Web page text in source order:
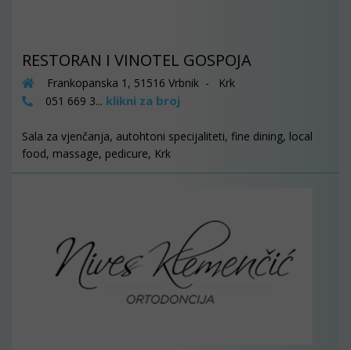
RESTORAN I VINOTEL GOSPOJA
Frankopanska 1, 51516 Vrbnik - Krk
051 669 3... klikni za broj
Sala za vjenčanja, autohtoni specijaliteti, fine dining, local
food, massage, pedicure, Krk